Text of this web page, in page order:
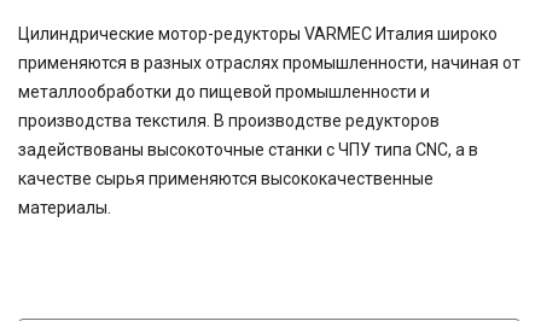
Цилиндрические мотор-редукторы VARMEC Италия широко
применяются в разных отраслях промышленности, начиная от
металлообработки до пищевой промышленности и
производства текстиля. В производстве редукторов
задействованы высокоточные станки с ЧПУ типа CNC, а в
качестве сырья применяются высококачественные
материалы.